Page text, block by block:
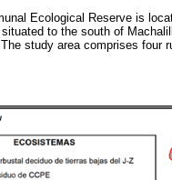
Ecological Reserve is
to the south of
study area comprises four